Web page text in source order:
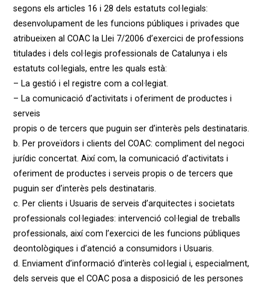
segons els articles 16 i 28 dels estatuts col·legials:
desenvolupament de les funcions públiques i privades que
atribueixen al COAC la Llei 7/2006 d’exercici de professions
titulades i dels col·legis professionals de Catalunya i els
estatuts col·legials, entre les quals està:
– La gestió i el registre com a col·legiat.
– La comunicació d’activitats i oferiment de productes i
serveis
propis o de tercers que puguin ser d’interès pels destinataris.
b. Per proveïdors i clients del COAC: compliment del negoci
jurídic concertat. Així com, la comunicació d’activitats i
oferiment de productes i serveis propis o de tercers que
puguin ser d’interès pels destinataris.
c. Per clients i Usuaris de serveis d’arquitectes i societats
professionals col·legiades: intervenció col·legial de treballs
professionals, així com l’exercici de les funcions públiques
deontològiques i d’atenció a consumidors i Usuaris.
d. Enviament d’informació d’interès col·legial i, especialment,
dels serveis que el COAC posa a disposició de les persones